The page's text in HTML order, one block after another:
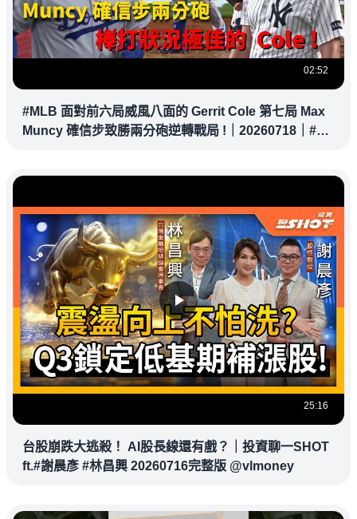
02:52
#MLB 面對前六局威風八面的 Gerrit Cole 第七局 Max
Muncy 確信步致勝兩分砲逆轉戰局 !｜20260718｜#洛
25:16
台股崩跌大逃殺！ AI股長線還有戲？｜投資聊一SHOT
ft.#謝晨彥 #林昌興 20260716完整版 @vlmoney